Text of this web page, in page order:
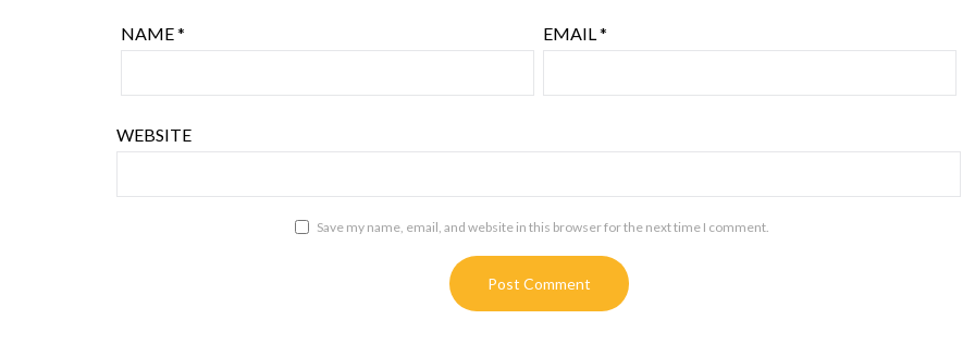
NAME* EMAIL *
WEBSITE
Save my name, email, and website in this browser for the next time I comment.